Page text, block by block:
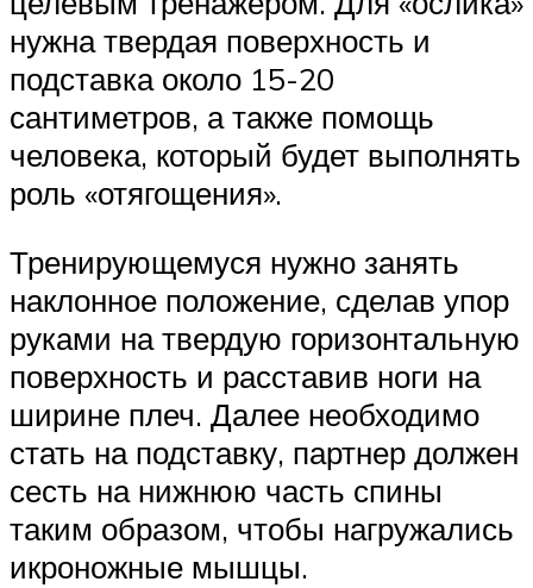
нужна твердая поверхность и
подставка около 15-20
сантиметров, а также помощь
человека, который будет выполнять
роль «отягощения».
Тренирующемуся нужно занять
наклонное положение, сделав упор
руками на твердую горизонтальную
поверхность и расставив ноги на
ширине плеч. Далее необходимо
стать на подставку, партнер должен
сесть на нижнюю часть спины
таким образом, чтобы нагружались
икроножные мышцы.